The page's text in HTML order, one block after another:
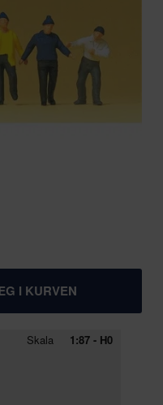
Skala 1:87 - H0